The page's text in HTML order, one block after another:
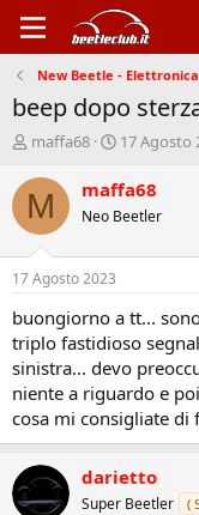
New Beetle - Elettronica
beep dopo
A
t
o
e
d
i
s
u
s
s
i
o
n
e
maffa68
D
t
d
n
i
i
o
17 Agosto
M maffa68
Neo Beetler
17 Agosto 2023
buongiorno a tt...
triplo fastidioso
sinistra... devo
niente a riguardo e
cosa mi consigliate di
darietto
Super Beetler (